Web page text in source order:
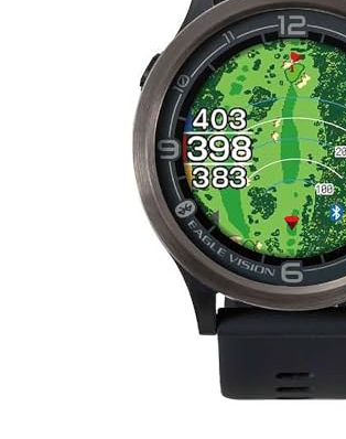
ウォッチ型の利便性と注
購入前に知っておくべきデメリッ
（防水性・充電時間・互換性）
防水性の実際と注意点
充電時間とバッテリー運用
互換性と接続の落とし穴
どんなゴルファーに向くか／おす
ーン（競技者・初心者・ラウンド
競技者（ハイパフォーマー）
初心者・週1程度のラウンド向け
ラウンド頻度別のおすすめ